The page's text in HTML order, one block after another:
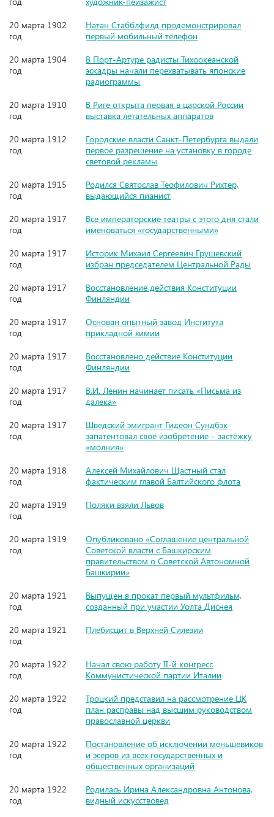
20 марта 1902
год
Натан Стабблфилд продемонстрировал
первый мобильный телефон
20 марта 1904
год
В Порт-Артуре радисты Тихоокеанской
эскадры начали перехватывать японские
радиограммы
20 марта 1910
год
В Риге открыта первая в царской России
выставка летательных аппаратов
20 марта 1912
год
Городские власти Санкт-Петербурга выдали
первое разрешение на установку в городе
световой рекламы
20 марта 1915
год
Родился Святослав Теофилович Рихтер,
выдающийся пианист
20 марта 1917
год
Все императорские театры с этого дня стали
именоваться «государственными»
20 марта 1917
год
Историк Михаил Сергеевич Грушевский
избран председателем Центральной Рады
20 марта 1917
год
Восстановление действия Конституции
Финляндии
20 марта 1917
год
Основан опытный завод Института
прикладной химии
20 марта 1917
год
Восстановлено действие Конституции
Финляндии
20 марта 1917
год
В.И. Ленин начинает писать «Письма из
далека»
20 марта 1917
год
Шведский эмигрант Гидеон Сундбэк
запатентовал своё изобретение – застёжку
«молния»
20 марта 1918
год
Алексей Михайлович Щастный стал
фактическим главой Балтийского флота
20 марта 1919
год
Поляки взяли Львов
20 марта 1919
год
Опубликовано «Соглашение центральной
Советской власти с Башкирским
правительством о Советской Автономной
Башкирии»
20 марта 1921
год
Выпущен в прокат первый мультфильм,
созданный при участии Уолта Диснея
20 марта 1921
год
Плебисцит в Верхней Силезии
20 марта 1922
год
Начал свою работу II-й конгресс
Коммунистической партии Италии
20 марта 1922
год
Троцкий представил на рассмотрение ЦК
план расправы над высшим руководством
православной церкви
20 марта 1922
год
Постановление об исключении меньшевиков
и эсеров из всех государственных и
общественных организаций
20 марта 1922
год
Родилась Ирина Александровна Антонова,
видный искусствовед